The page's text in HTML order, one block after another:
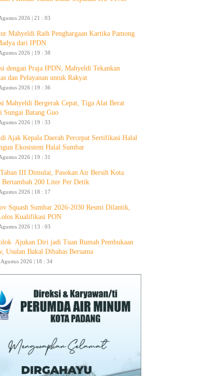
2026 | 21 : 03
Mahyeldi Raih Penghargaan Kartika Pamong
dari IPDN
2026 | 19 : 38
dengan Praja IPDN, Mahyeldi Tekankan
dan Pelayanan untuk Rakyat
2026 | 19 : 36
Mahyeldi Bergerak Cepat, Tiga Alat Berat
Sungai Batang Guo
2026 | 19 : 33
Ajak Kepala Daerah Percepat Sertifikasi Halal
Ekosistem Halal Sumbar
2026 | 19 : 31
III Dimulai, Pasokan Air Bersih Kota
Bertambah 200 Liter Per Detik
2026 | 18 : 17
Squash Sumbar 2026-2030 Resmi Dilantik,
Kualifikasi PON
2026 | 13 : 03
Ajukan Diri jadi Tuan Rumah Pembukaan
Usulan Bakal Dibahas Bersama
Agustus 2026 | 18 : 34